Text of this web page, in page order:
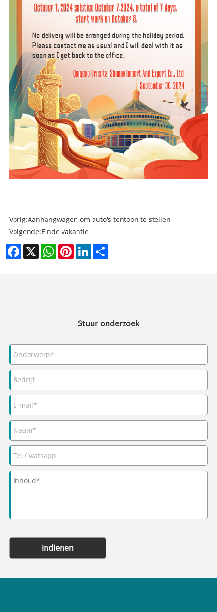
Vorig:Aanhangwagen om auto's tentoon te stellen
Volgende:Einde vakantie
Facebook
X WhatsAppPinterestLinkedIn
Stuur onderzoek
indienen